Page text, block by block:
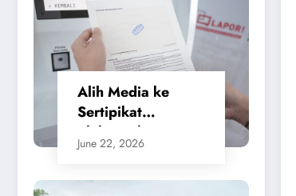
Alih Media ke
Sertipikat
Elektronik,
Masyarakat
June 22, 2026